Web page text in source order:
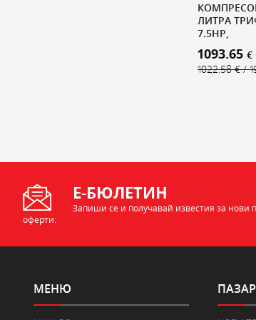
ЛИТРА
7.5HP,
1093.65 €
1022.58 € /
Е-БЮЛЕТИН
Запиши се и получавай известия за нови
оферти:
МЕНЮ